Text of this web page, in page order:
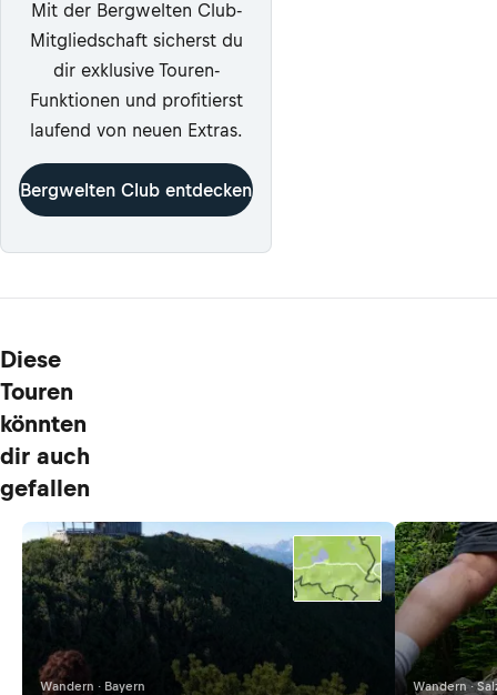
Mit der Bergwelten Club-
Mitgliedschaft sicherst du
dir exklusive Touren-
Funktionen und profitierst
laufend von neuen Extras.
Bergwelten Club entdecken
Diese
Touren
könnten
dir auch
gefallen
Wandern · Bayern Wandern ·